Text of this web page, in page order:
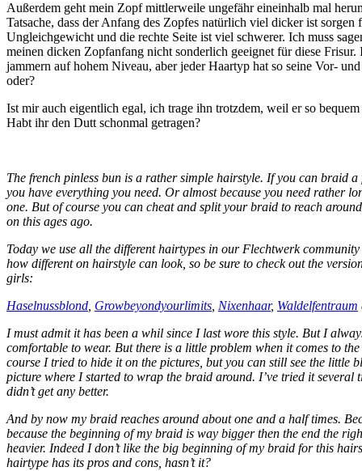
Außerdem geht mein Zopf mittlerweile ungefähr eineinhalb mal
Tatsache, dass der Anfang des Zopfes natürlich viel dicker ist sorgen
Ungleichgewicht und die rechte Seite ist viel schwerer. Ich muss
meinen dicken Zopfanfang nicht sonderlich geeignet für diese Frisur.
jammern auf hohem Niveau, aber jeder Haartyp hat so seine Vor-
oder?
Ist mir auch eigentlich egal, ich trage ihn trotzdem, weil er so
Habt ihr den Dutt schonmal getragen?
The french pinless bun is a rather simple hairstyle. If you can braid
you have everything you need. Or almost because you need rather
one. But of course you can cheat and split your braid to reach
on this ages ago.
Today we use all the different hairtypes in our Flechtwerk
how different on hairstyle can look, so be sure to check out the
girls:
Haselnussblond, Growbeyondyourlimits, Nixenhaar, Waldelfentraum
I must admit it has been a whil since I last wore this style. But I
comfortable to wear. But there is a little problem when it comes to
course I tried to hide it on the pictures, but you can still see the little
picture where I started to wrap the braid around. I’ve tried it several
didn’t get any better.
And by now my braid reaches around about one and a half times.
because the beginning of my braid is way bigger then the end the
heavier. Indeed I don’t like the big beginning of my braid for this
hairtype has its pros and cons, hasn’t it?